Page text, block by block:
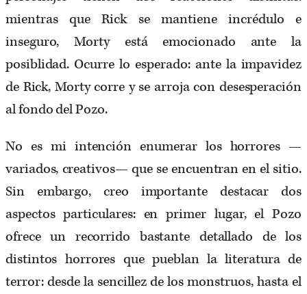
mientras que Rick se mantiene incrédulo e
inseguro, Morty está emocionado ante la
posiblidad. Ocurre lo esperado: ante la impavidez
de Rick, Morty corre y se arroja con desesperación
al fondo del Pozo.
No es mi intención enumerar los horrores —
variados, creativos— que se encuentran en el sitio.
Sin embargo, creo importante destacar dos
aspectos particulares: en primer lugar, el Pozo
ofrece un recorrido bastante detallado de los
distintos horrores que pueblan la literatura de
terror: desde la sencillez de los monstruos, hasta el